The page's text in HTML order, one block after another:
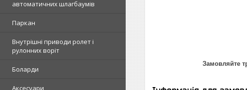
автоматичних шлагбаумів
Паркан
Внутрішні приводи ролет і
рулонних воріт
Боларди
Аксесуари
Замовляйте